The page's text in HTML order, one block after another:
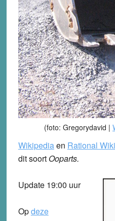
(foto: Gregorydavid |
Wikipediaen Rational Wiki
dit soort Ooparts.
Update 19:00 uur
Opdeze